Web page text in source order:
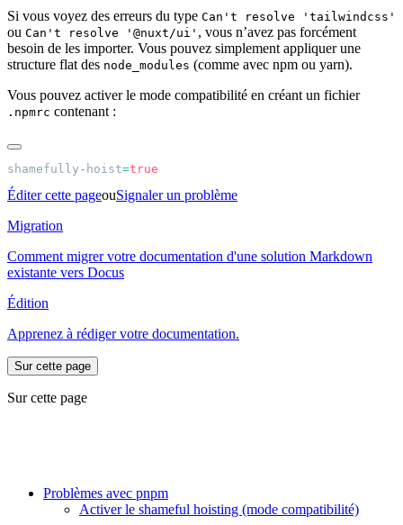
Si vous voyez des erreurs du type Can't resolve 'tailwindcss'
ou Can't resolve '@nuxt/ui' , vous n’avez pas forcément
besoin de les importer. Vous pouvez simplement appliquer une
structure flat des node_modules (comme avec npm ou yarn).
Vous pouvez activer le mode compatibilité en créant un fichier
.npmrc contenant :
shamefully - hoist=
Éditer cette pageouSignaler un problème
Migration
Comment migrer votre documentation d'une solution Markdown
existante vers Docus
Édition
Apprenez à rédiger votre documentation.
Sur cette page
Sur cette page
Problèmes avec pnpm
Activer le shameful hoisting (mode compatibilité)